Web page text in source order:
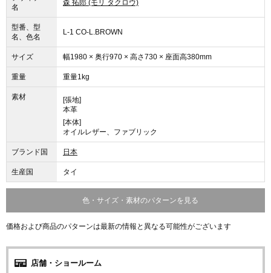
名
森 拓郎 (モリ タクロウ)
型番、型
名、色名
L-1 CO-L.BROWN
サイズ 幅1980 × 奥行970 × 高さ730 × 座面高380mm
重量 重量1kg
素材
[張地]
本革
[本体]
オイルレザー、ファブリック
ブランド国 日本
生産国 タイ
色・サイズ・素材のパターンを見る
価格および商品のパターンは最新の情報と異なる可能性がございます
店舗・ショールーム